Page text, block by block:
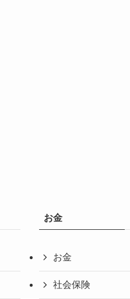
お金
お金
社会保険